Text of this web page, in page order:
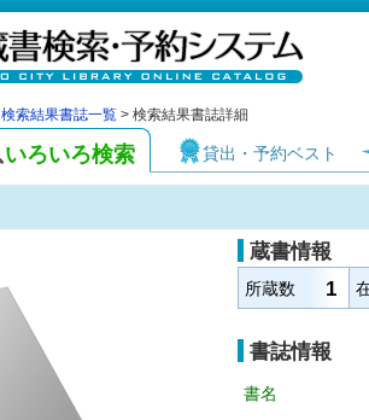
札幌市
検索結果書誌一覧 > 検索結果書誌詳細
いろいろ検索 貸出・予約ベスト
蔵書情報
所蔵数 1
書誌情報
書名